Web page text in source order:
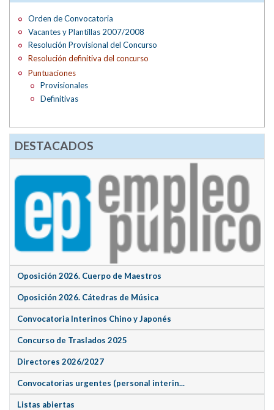
Orden de Convocatoria
Vacantes y Plantillas 2007/2008
Resolución Provisional del Concurso
Resolución definitiva del concurso
Puntuaciones
Provisionales
Definitivas
DESTACADOS
Oposición 2026. Cuerpo de Maestros
Oposición 2026. Cátedras de Música
Convocatoria Interinos Chino y Japonés
Concurso de Traslados 2025
Directores 2026/2027
Convocatorias urgentes (personal interin...
Listas abiertas